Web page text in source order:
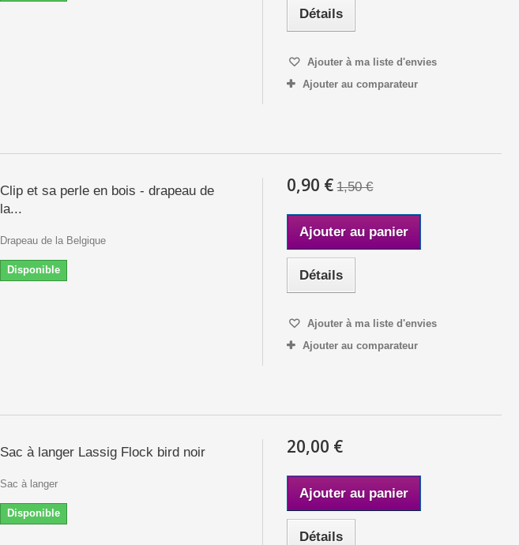
Détails
Ajouter à ma liste d'envies
Ajouter au comparateur
Clip et sa perle en bois - drapeau de
la...
Drapeau de la Belgique
Disponible
0,90 € 1,50 €
Ajouter au panier
Détails
Ajouter à ma liste d'envies
Ajouter au comparateur
Sac à langer Lassig Flock bird noir
Sac à langer
Disponible
20,00 €
Ajouter au panier
Détails